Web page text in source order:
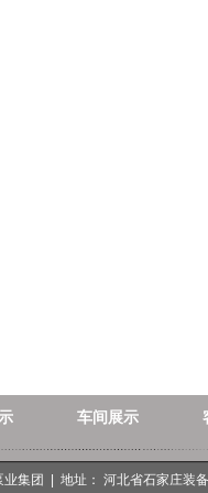
车间展示
业集团 | 地址： 河北省石家庄装